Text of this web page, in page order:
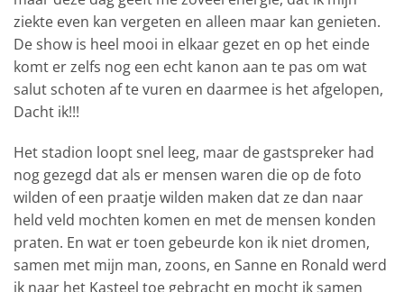
ziekte even kan vergeten en alleen maar kan genieten.
De show is heel mooi in elkaar gezet en op het einde
komt er zelfs nog een echt kanon aan te pas om wat
salut schoten af te vuren en daarmee is het afgelopen,
Dacht ik!!!
Het stadion loopt snel leeg, maar de gastspreker had
nog gezegd dat als er mensen waren die op de foto
wilden of een praatje wilden maken dat ze dan naar
held veld mochten komen en met de mensen konden
praten. En wat er toen gebeurde kon ik niet dromen,
samen met mijn man, zoons, en Sanne en Ronald werd
ik naar het Kasteel toe gebracht en mocht ik samen